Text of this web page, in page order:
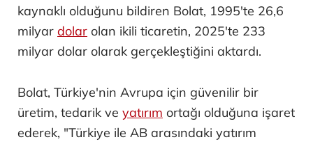
kaynaklı olduğunu bildiren Bolat, 1995'te 26,6
milyar dolar olan ikili ticaretin, 2025'te 233
milyar dolar olarak gerçekleştiğini aktardı.
Bolat, Türkiye'nin Avrupa için güvenilir bir
üretim, tedarik ve yatırım ortağı olduğuna işaret
ederek, "Türkiye ile AB arasındaki yatırım